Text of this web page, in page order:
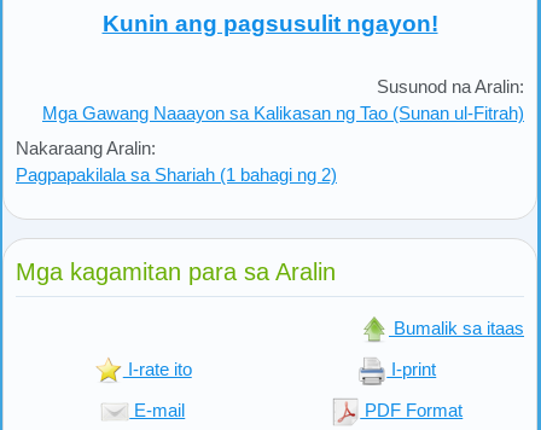
Kunin ang pagsusulit ngayon!
Nakaraang Aralin:
Pagpapakilala sa Shariah (1 bahagi ng 2)
Susunod na Aralin:
Mga Gawang Naaayon sa Kalikasan ng Tao (Sunan ul-Fitrah)
Mga kagamitan para sa Aralin
Bumalik sa itaas
I-rate ito I-print
E-mail PDF Format